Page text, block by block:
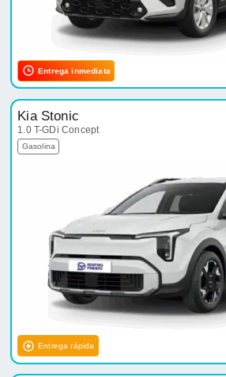
Entrega inmediata
Kia Stonic
1.0 T-GDi Concept
Gasolina
Entrega rápida